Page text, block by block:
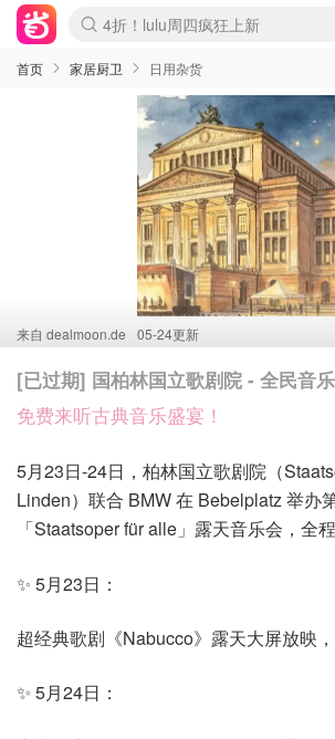
Boticinal 夏促开抢！
4折！lulu周四疯狂上新
还没结束！&OtherStories大促
Joybuy变相75折 随时失效
速领！Stanley独家85折
疑似霸哥！Camper额外叠85折
Zalando 奥莱闪促！每日更新
Moncler反季囤！5折起+叠9折
Coach Brooklyn仅€192
首页 家居厨卫 日用杂货
来自 dealmoon.de 05-24更新
[已过期] 国柏林国立歌剧院 - 全民音
免费来听古典音乐盛宴！
5月23日-24日，柏林国立歌剧院（
Linden）联合 BMW 在 Bebelplatz 举办
「Staatsoper für alle」露天音乐会，全
✨ 5月23日：
超经典歌剧《Nabucco》露天大屏放映
✨ 5月24日：